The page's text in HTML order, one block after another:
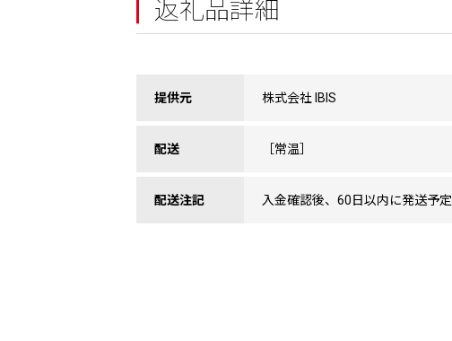
返礼品詳細
提供元 株式会社 IBIS
配送 ［常温］
配送注記 入金確認後、60日以内に発送予定